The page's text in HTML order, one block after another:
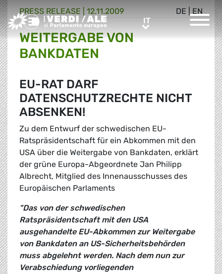
Greens/EFA Home ITIT
DE EN
PRESS RELEASE | 12.11.2009
WEITERGABE VON
BANKDATEN
EU-RAT DARF
DATENSCHUTZRECHTE NICHT
ABSENKEN!
Zu dem Entwurf der schwedischen EU-
Ratspräsidentschaft für ein Abkommen mit den
USA über die Weitergabe von Bankdaten, erklärt
der grüne Europa-Abgeordnete Jan Philipp
Albrecht, Mitglied des Innenausschusses des
Europäischen Parlaments
"Das von der schwedischen
Ratspräsidentschaft mit den USA
ausgehandelte EU-Abkommen zur Weitergabe
von Bankdaten an US-Sicherheitsbehörden
muss abgelehnt werden. Nach dem nun zur
Verabschiedung vorliegenden